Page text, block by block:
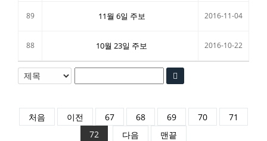
89 11월 6일 주보 2016-11-04
88 10월 23일 주보 2016-10-22
처음 이전 67 68 69 70
71
72
다음 맨끝